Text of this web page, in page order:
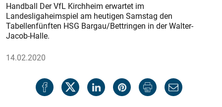
Handball Der VfL Kirchheim erwartet im
Landesligaheimspiel am heutigen Samstag den
Tabellenfünften HSG Bargau/Bettringen in der Walter-
Jacob-Halle.
14.02.2020